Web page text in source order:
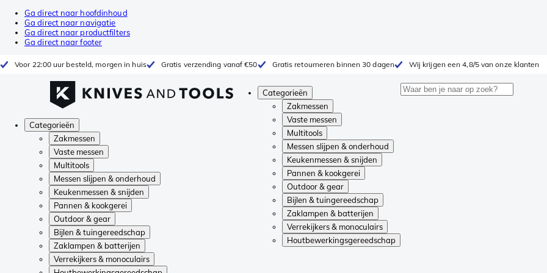
Ga direct naar hoofdinhoud
Ga direct naar navigatie
Ga direct naar productfilters
Ga direct naar footer
Voor 22:00 uur besteld, morgen in huis Gratis verzending vanaf €50 Gratis retourneren binnen 30 dagen Wij krijgen een 4,8/5 van onze klanten
Categorieën
Zakmessen
Vaste messen
Multitools
Messen slijpen & onderhoud
Keukenmessen & snijden
Pannen & kookgerei
Outdoor & gear
Bijlen & tuingereedschap
Zaklampen & batterijen
Verrekijkers & monoculairs
Houtbewerkingsgereedschap
Categorieën
Zakmessen
Vaste messen
Multitools
Messen slijpen & onderhoud
Keukenmessen & snijden
Pannen & kookgerei
Outdoor & gear
Bijlen & tuingereedschap
Zaklampen & batterijen
Verrekijkers & monoculairs